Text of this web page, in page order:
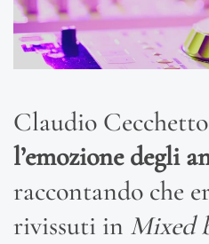
Claudio
l’emozione degli
raccontando che
rivissuti in Mixed